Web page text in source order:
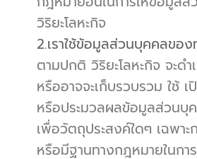
วิริยะโลหะกิจ
2.เราใช้ข้อมูลส่วนบุคคลของ
ตามปกติ วิริยะโลหะกิจ จะดำ
หรืออาจจะเก็บรวบรวม ใช้
หรือประมวลผลข้อมูลส่วนบุ
เพื่อวัตถุประสงค์ใดๆ เฉพา
หรือมีฐานทางกฎหมายในกา